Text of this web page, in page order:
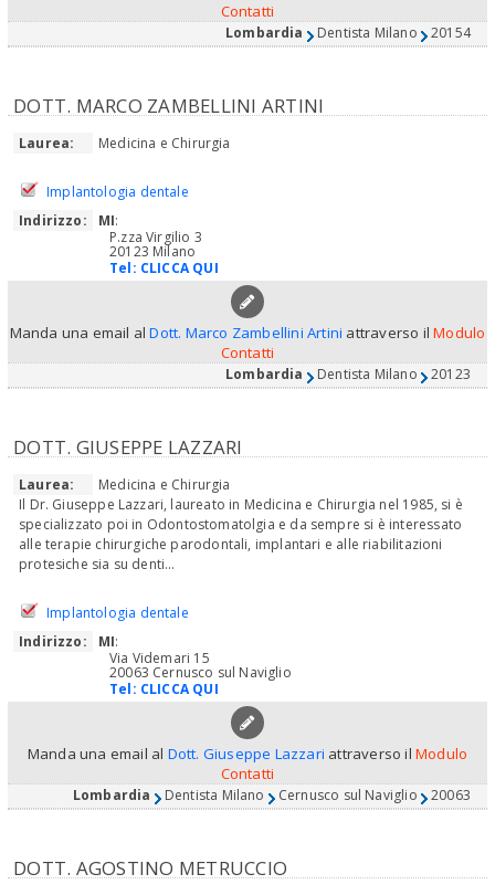
Contatti
Lombardia Dentista Milano 20154
DOTT. MARCO ZAMBELLINI ARTINI
Laurea: Medicina e Chirurgia
Implantologia dentale
Indirizzo:
MI:
P.zza Virgilio 3
20123 Milano
Tel: CLICCA QUI
Manda una email alDott. Marco Zambellini Artini attraverso ilModulo
Contatti
Lombardia Dentista Milano 20123
DOTT. GIUSEPPE LAZZARI
Laurea:
Medicina e Chirurgia
Il Dr. Giuseppe Lazzari, laureato in Medicina e Chirurgia nel 1985, si è
specializzato poi in Odontostomatolgia e da sempre si è interessato
alle terapie chirurgiche parodontali, implantari e alle riabilitazioni
protesiche sia su denti...
Implantologia dentale
Indirizzo:
MI:
Via Videmari 15
20063 Cernusco sul Naviglio
Tel: CLICCA QUI
Manda una email al Dott. Giuseppe Lazzari attraverso il Modulo
Contatti
Lombardia Dentista Milano Cernusco sul Naviglio 20063
DOTT. AGOSTINO METRUCCIO